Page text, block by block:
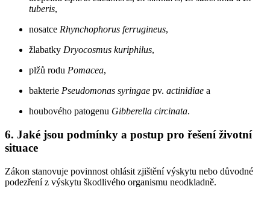
tuberis,
nosatce Rhynchophorus ferrugineus,
žlabatky Dryocosmus kuriphilus,
plžů rodu Pomacea,
bakterie Pseudomonas syringae pv. actinidiae a
houbového patogenu Gibberella circinata.
6. Jaké jsou podmínky a postup pro řešení životní
situace
Zákon stanovuje povinnost ohlásit zjištění výskytu nebo důvodné
podezření z výskytu škodlivého organismu neodkladně.